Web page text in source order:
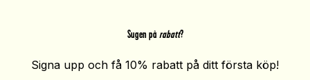
Sugen på rabatt?
Signa upp och få 10% rabatt på ditt första köp!